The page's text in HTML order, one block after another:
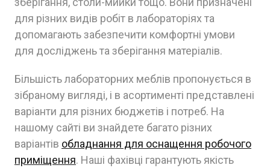
для різних видів робіт в лабораторіях та
допомагають забезпечити комфортні умови
для досліджень та зберігання матеріалів.
Більшість лабораторних меблів пропонується в
зібраному вигляді, і в асортименті представлені
варіанти для різних бюджетів і потреб. На
нашому сайті ви знайдете багато різних
варіантів обладнання для оснащення робочого
приміщення. Наші фахівці гарантують якість